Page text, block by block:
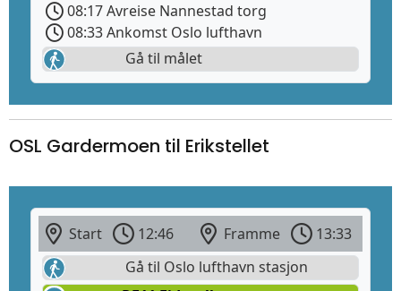
08:17 Avreise Nannestad torg
08:33 Ankomst Oslo lufthavn
Gå til målet
OSL Gardermoen til Erikstellet
Start 12:46 Framme
13:33
Gå til Oslo lufthavn stasjon